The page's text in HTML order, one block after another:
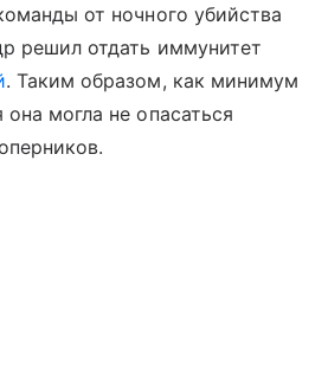
от ночного убийства
решил отдать иммунитет
. Таким образом, как минимум
могла не опасаться